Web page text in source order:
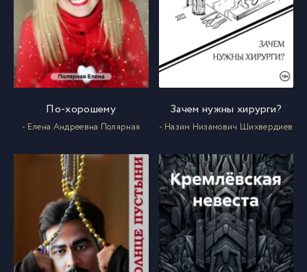
По-хорошему
- Елена Андреевна Полярная
Зачем нужны хирурги?
- Назим Низамович Шихвердиев